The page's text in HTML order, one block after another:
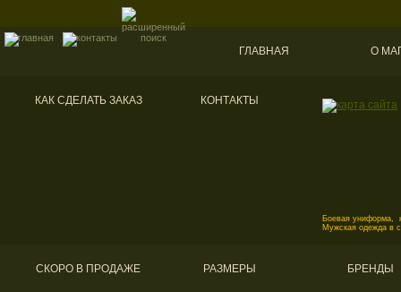
ГЛАВНАЯ О
КАК СДЕЛАТЬ ЗАКАЗ КОНТАКТЫ
Боевая униформа,
Мужская одежда в
СКОРО В ПРОДАЖЕ РАЗМЕРЫ БРЕНДЫ